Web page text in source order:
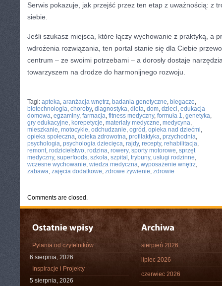
Serwis pokazuje, jak przejść przez ten etap z uważnością: z
siebie.
Jeśli szukasz miejsca, które łączy wychowanie z praktyką, a
wdrożenia rozwiązania, ten portal stanie się dla Ciebie
centrum – ze swoimi potrzebami – a dorosły dostaje
towarzyszem na drodze do harmonijnego rozwoju.
Tagi: apteka aranżacja wnętrz badania genetyczne biegacze
biotechnologia choroby, diagnostyka dieta dom dzieci edukacja
domowa egzaminy, farmacja fitness medyczny, formuła 1 genetyka
gry edukacyjne korepetycje materiały medyczne medycyna
mieszkanie motocykle odchudzanie ogród opieka nad dziećmi
opieka społeczna opieka zdrowotna profilaktyka przychodnia
psychologia psychologia dziecięca rajdy, recepty, rehabilitacja
remont rodzicielstwo rodzina rowery, sporty motorowe sprzęt
medyczny, superfoods szkoła szpital trybuny, usługi rodzinne
wczesne wychowanie wiedza medyczna wyposażenie wnętrz
zabawa zajęcia dodatkowe zdrowe żywienie zdrowie
Comments are closed.
Pytania od czytelników
6 sierpnia, 2026
Inspiracje i Projekty
5 sierpnia, 2026
sierpień 2026
lipiec 2026
czerwiec 2026